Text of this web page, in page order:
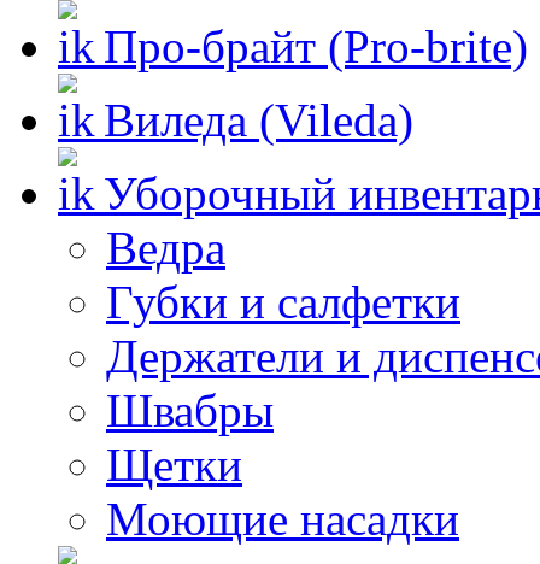
Про-брайт (Pro-brite)
Виледа (Vileda)
Уборочный
Ведра
Губки и салфетки
Держатели и
Швабры
Щетки
Моющие насадки